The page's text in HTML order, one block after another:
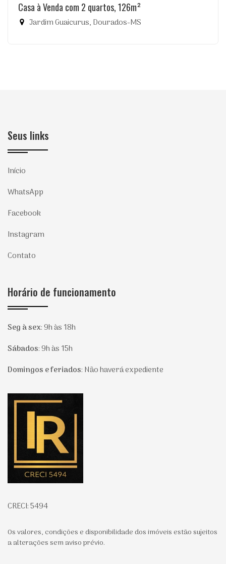
Casa à Venda com 2 quartos, 126m²
Jardim Guaicurus, Dourados-MS
Seus links
Início
WhatsApp
Facebook
Instagram
Contato
Horário de funcionamento
Seg à sex:9h às 18h
Sábados:9h às 15h
Domingos e feriados: Não haverá expediente
Página inicial
CRECI: 5494
Os valores, condições e disponibilidade dos imóveis estão sujeitos
a alterações sem aviso prévio.